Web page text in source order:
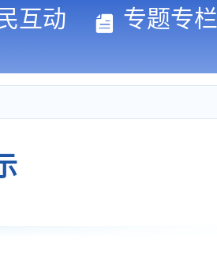
互动 专题专栏